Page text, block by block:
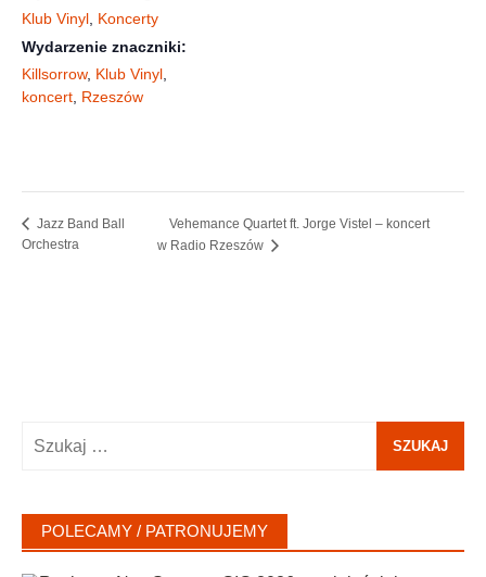
Klub Vinyl Koncerty
Wydarzenie znaczniki:
Killsorrow, Klub Vinyl
koncert Rzeszów
Jazz Band Ball
Orchestra
Vehemance Quartet ft. Jorge Vistel – koncert
w Radio Rzeszów
POLECAMY / PATRONUJEMY